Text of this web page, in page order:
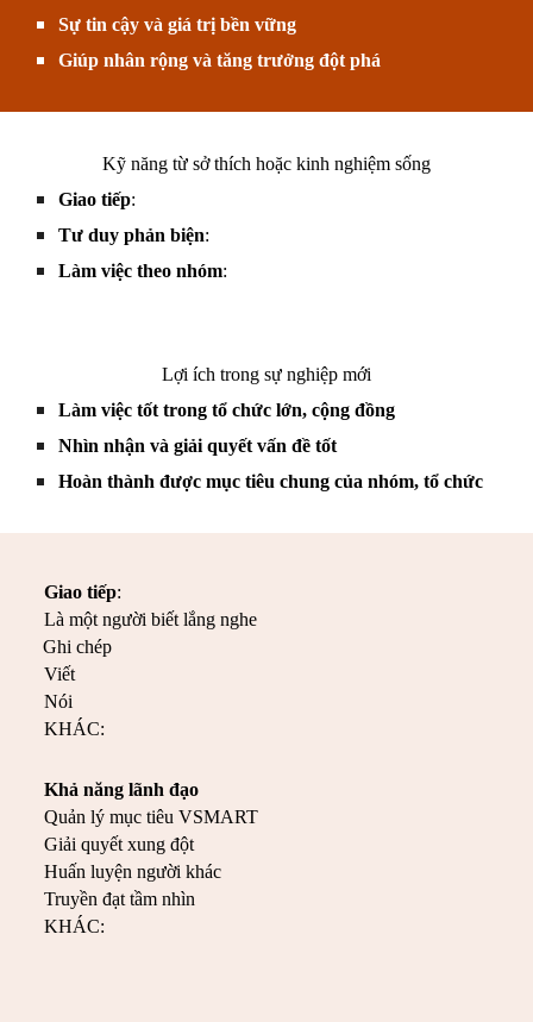
Sự tin cậy và giá trị bền vững
Giúp nhân rộng và tăng trưởng đột phá
Kỹ năng từ sở thích hoặc kinh nghiệm sống
Giao tiếp:
Tư duy phản biện:
Làm việc theo nhóm:
Lợi ích trong sự nghiệp mới
Làm việc tốt trong tổ chức lớn, cộng đồng
Nhìn nhận và giải quyết vấn đề tốt
Hoàn thành được mục tiêu chung của nhóm, tổ chức
Giao tiếp:
Là một người biết lắng nghe
Ghi chép
Viết
Nói
KHÁC:
Khả năng lãnh đạo
Quản lý mục tiêu VSMART
Giải quyết xung đột
Huấn luyện người khác
Truyền đạt tầm nhìn
KHÁC: